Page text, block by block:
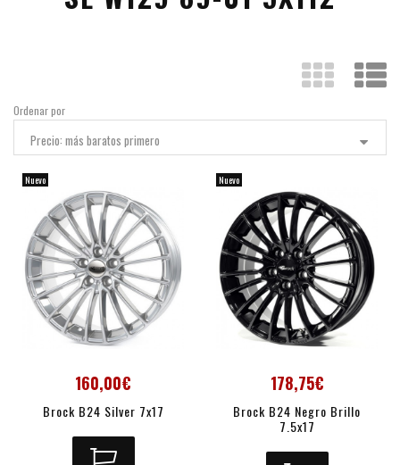
Ordenar por
Precio: más baratos primero
Nuevo
160,00€
Brock B24 Silver 7x17
Nuevo
178,75€
Brock B24 Negro Brillo
7.5x17